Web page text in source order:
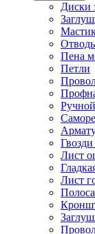
Диски
Пена
Петли
Лист
Лист